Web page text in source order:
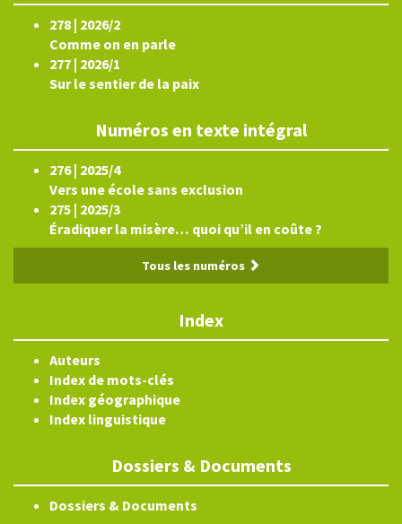
278 | 2026/2
Comme on en parle
277 | 2026/1
Sur le sentier de la paix
Numéros en texte intégral
276 | 2025/4
Vers une école sans exclusion
275 | 2025/3
Éradiquer la misère… quoi qu’il en coûte ?
Tous les numéros
Index
Auteurs
Index de mots-clés
Index géographique
Index linguistique
Dossiers & Documents
Dossiers & Documents